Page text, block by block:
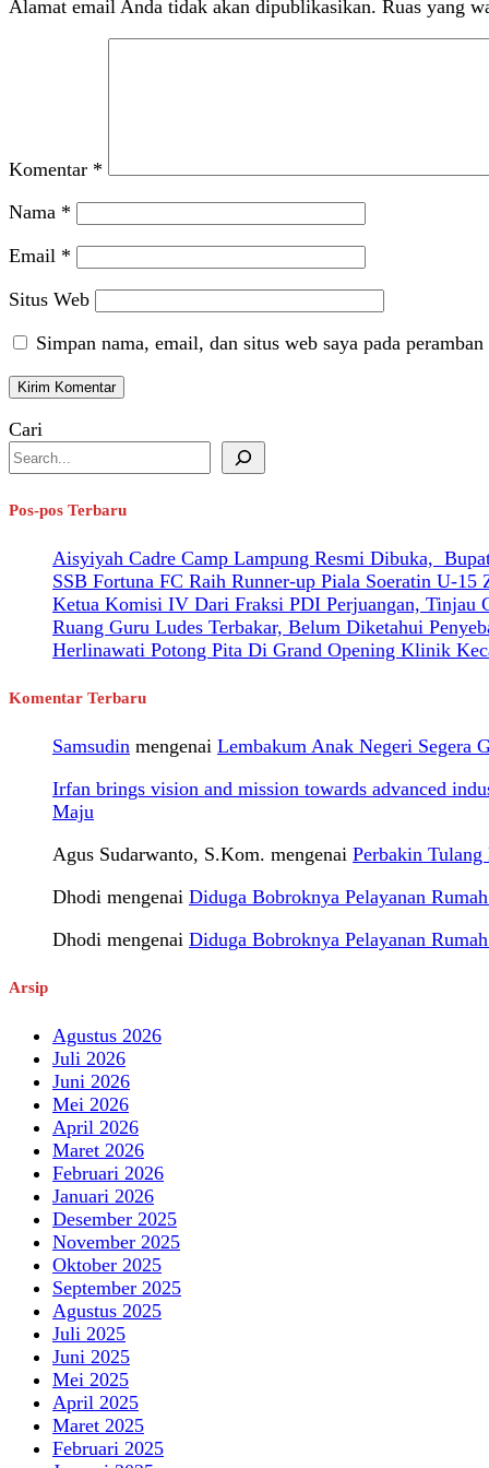
Alamat email Anda tidak akan dipublikasikan. Ruas yang
Komentar *
Nama *
Email *
Situs Web
Simpan nama, email, dan situs web saya pada
Cari
Pos-pos Terbaru
Aisyiyah Cadre Camp Lampung Resmi Dibuka,
SSB Fortuna FC Raih Runner-up Piala Soeratin U-15
Ketua Komisi IV Dari Fraksi PDI Perjuangan, Tinjau
Ruang Guru Ludes Terbakar, Belum Diketahui
Herlinawati Potong Pita Di Grand Opening Klinik
Komentar Terbaru
Samsudin mengenai Lembakum Anak Negeri Segera
Irfan brings vision and mission towards advanced
Maju
Agus Sudarwanto, S.Kom. mengenai Perbakin
Dhodi mengenai Diduga Bobroknya Pelayanan
Dhodi mengenai Diduga Bobroknya Pelayanan
Arsip
Agustus 2026
Juli 2026
Juni 2026
Mei 2026
April 2026
Maret 2026
Februari 2026
Januari 2026
Desember 2025
November 2025
Oktober 2025
September 2025
Agustus 2025
Juli 2025
Juni 2025
Mei 2025
April 2025
Maret 2025
Februari 2025